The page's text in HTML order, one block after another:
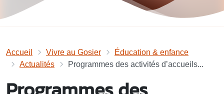
Accueil Vivre au Gosier
Éducation & enfance
Actualités
Programmes des activités d’accueils...